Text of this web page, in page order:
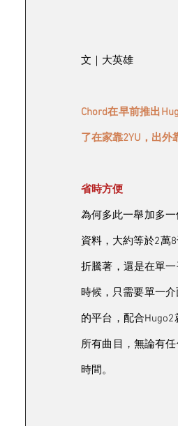
文｜大英雄
Chord在早前推出
了在家靠2YU，出外
省時方便
為何多此一舉加多
資料，大約等於2萬
折騰著，還是在單
時候，只需要單一
的平台，配合
所有曲目，無論有
時間。